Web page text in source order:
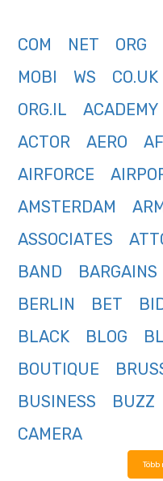
COM NET ORG
MOBI
WS CO.UK
ORG.IL
ACADEMY
ACTOR
AERO
AIRFORCE
AMSTERDAM
ASSOCIATES
BAND
BARGAINS
BERLIN
BET
BLACK
BLOG
BOUTIQUE
BUSINESS
BUZZ
CAMERA